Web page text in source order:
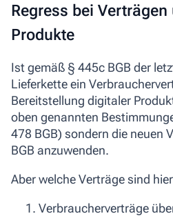
Regress bei
Produkte
Ist gemäß § 445c BGB der
Lieferkette ein
Bereitstellung digitaler
oben genannten
478 BGB) sondern die neuen
BGB anzuwenden.
Aber welche Verträge sind
Verbraucherverträge